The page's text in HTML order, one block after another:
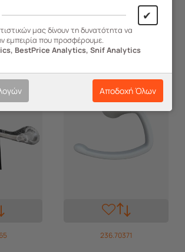
Προϊόντα
236.70371
✔
μας δίνουν τη δυνατότητα να
εμπειρία που προσφέρουμε.
BestPrice Analytics, Snif Analytics
Αποδοχή Όλων